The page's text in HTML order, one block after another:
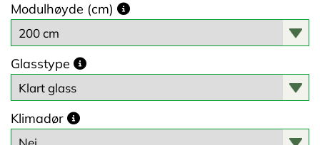
Modulhøyde (cm)
Glasstype
Klimadør